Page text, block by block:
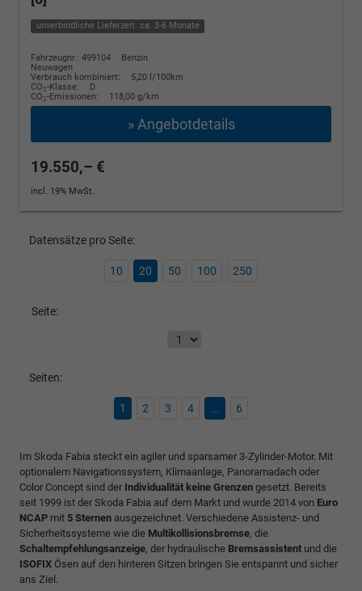
unverbindliche Lieferzeit: ca. 3-6 Monate
Fahrzeugnr.: 499104
Benzin
Neuwagen
Verbrauch kombiniert:
5,20 l/100km
CO2-Klasse:
D
CO2-Emissionen: 118,00 g/km
» Angebotdetails
19.550,– €
incl. 19% MwSt.
Datensätze pro Seite:
10 20 50 100 250
Seite:
Seiten:
1 2 3 4 ... 6
Im Skoda Fabia steckt ein agiler und sparsamer 3-Zylinder-Motor. Mit
optionalem Navigationssystem, Klimaanlage, Panoramadach oder
Color Concept sind der Individualität keine Grenzen gesetzt. Bereits
seit 1999 ist der Skoda Fabia auf dem Markt und wurde 2014 von Euro
NCAP mit 5 Sternen ausgezeichnet. Verschiedene Assistenz- und
Sicherheitssysteme wie die Multikollisionsbremse, die
Schaltempfehlungsanzeige, der hydraulische Bremsassistent und die
ISOFIX Ösen auf den hinteren Sitzen bringen Sie entspannt und sicher
ans Ziel.